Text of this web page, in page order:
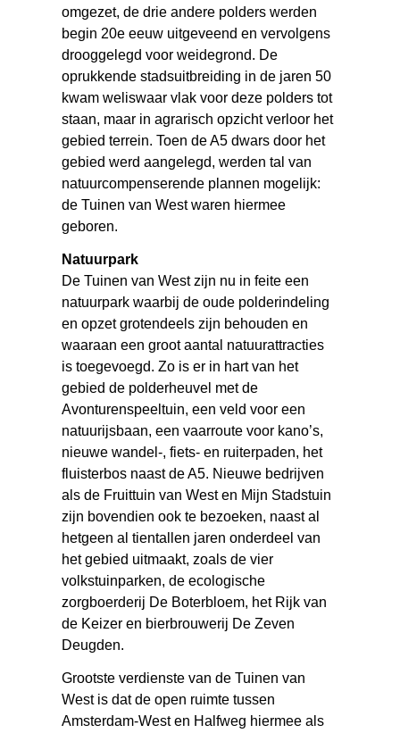
omgezet, de drie andere polders werden
begin 20e eeuw uitgeveend en vervolgens
drooggelegd voor weidegrond. De
oprukkende stadsuitbreiding in de jaren 50
kwam weliswaar vlak voor deze polders tot
staan, maar in agrarisch opzicht verloor het
gebied terrein. Toen de A5 dwars door het
gebied werd aangelegd, werden tal van
natuurcompenserende plannen mogelijk:
de Tuinen van West waren hiermee
geboren.
Natuurpark
De Tuinen van West zijn nu in feite een
natuurpark waarbij de oude polderindeling
en opzet grotendeels zijn behouden en
waaraan een groot aantal natuurattracties
is toegevoegd. Zo is er in hart van het
gebied de polderheuvel met de
Avonturenspeeltuin, een veld voor een
natuurijsbaan, een vaarroute voor kano’s,
nieuwe wandel-, fiets- en ruiterpaden, het
fluisterbos naast de A5. Nieuwe bedrijven
als de Fruittuin van West en Mijn Stadstuin
zijn bovendien ook te bezoeken, naast al
hetgeen al tientallen jaren onderdeel van
het gebied uitmaakt, zoals de vier
volkstuinparken, de ecologische
zorgboerderij De Boterbloem, het Rijk van
de Keizer en bierbrouwerij De Zeven
Deugden.
Grootste verdienste van de Tuinen van
West is dat de open ruimte tussen
Amsterdam-West en Halfweg hiermee als